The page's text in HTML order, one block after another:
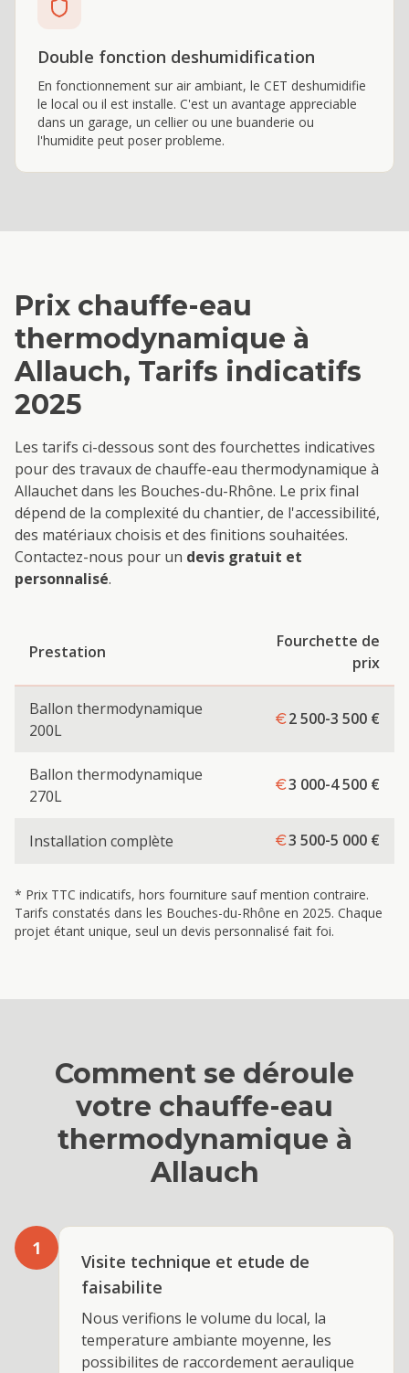
Double fonction deshumidification
En fonctionnement sur air ambiant, le CET deshumidifie
le local ou il est installe. C'est un avantage appreciable
dans un garage, un cellier ou une buanderie ou
l'humidite peut poser probleme.
Prix chauffe-eau
thermodynamique à
Allauch, Tarifs indicatifs
2025
Les tarifs ci-dessous sont des fourchettes indicatives
pour des travaux de chauffe-eau thermodynamique à
Allauchet dans les Bouches-du-Rhône. Le prix final
dépend de la complexité du chantier, de l'accessibilité,
des matériaux choisis et des finitions souhaitées.
Contactez-nous pour un devis gratuit et
personnalisé.
Prestation
Fourchette de
prix
Ballon thermodynamique
200L
2 500-3 500 €
Ballon thermodynamique
270L
3 000-4 500 €
Installation complète 3 500-5 000 €
* Prix TTC indicatifs, hors fourniture sauf mention contraire.
Tarifs constatés dans les Bouches-du-Rhône en 2025. Chaque
projet étant unique, seul un devis personnalisé fait foi.
Comment se déroule
votre chauffe-eau
thermodynamique à
Allauch
1
Visite technique et etude de
faisabilite
Nous verifions le volume du local, la
temperature ambiante moyenne, les
possibilites de raccordement aeraulique